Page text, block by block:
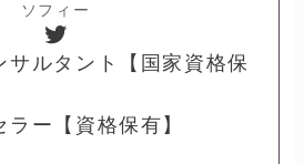
ソフィー
Twitter
サルタント【国家資格保
ラー【資格保有】